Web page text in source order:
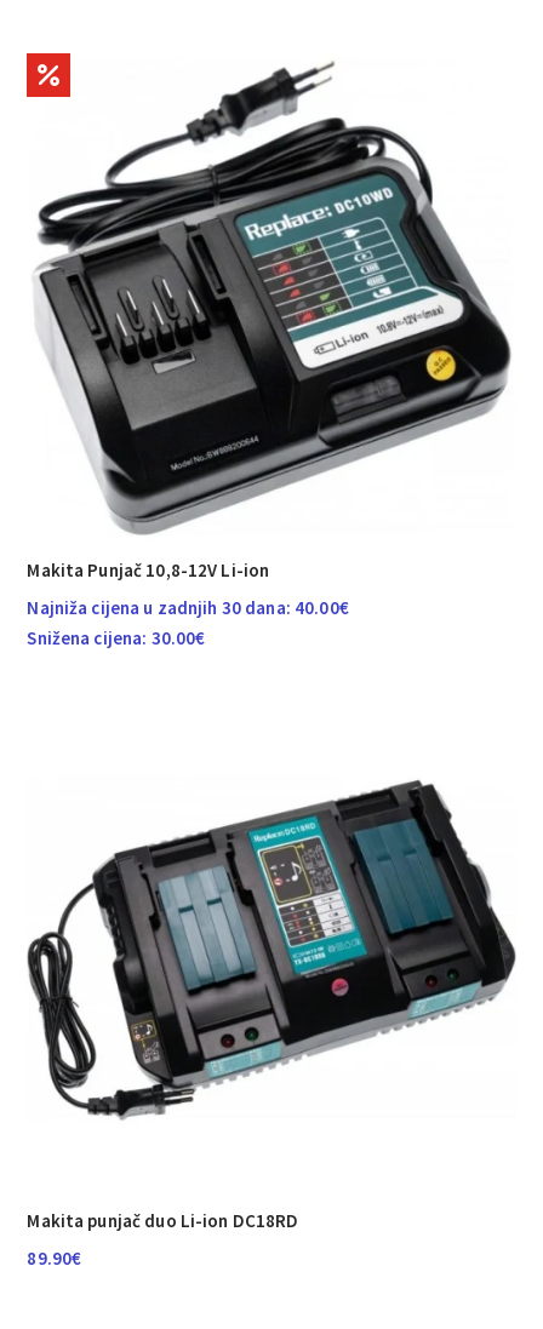
Makita Punjač 10,8-12V Li-ion
Najniža cijena u zadnjih 30 dana: 40.00€
Snižena cijena: 30.00€
Makita punjač duo Li-ion DC18RD
89.90€